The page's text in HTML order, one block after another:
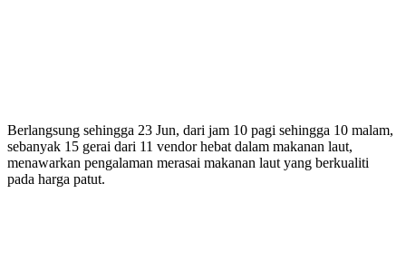
Berlangsung sehingga 23 Jun, dari jam 10 pagi sehingga 10 malam,
sebanyak 15 gerai dari 11 vendor hebat dalam makanan laut,
menawarkan pengalaman merasai makanan laut yang berkualiti
pada harga patut.